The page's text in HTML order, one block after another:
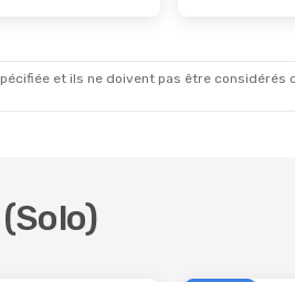
et ils ne doivent pas être considérés